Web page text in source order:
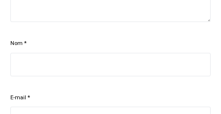
Nom*
E-mail*